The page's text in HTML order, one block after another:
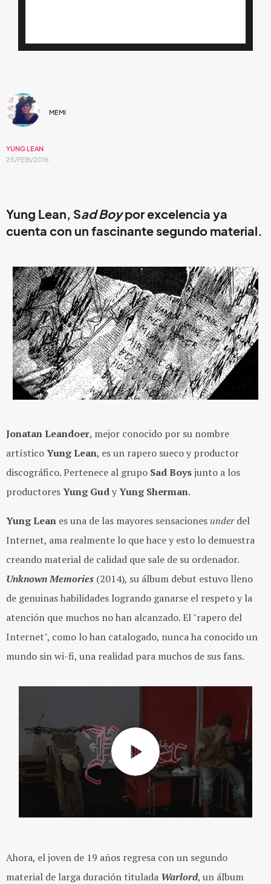
MEMI
YUNG LEAN
25/FEB/2016
Yung Lean, Sad Boypor excelencia ya
cuenta con un fascinante segundo material.
Jonatan Leandoer, mejor conocido por su nombre
artísticoYung Lean, es un rapero sueco y productor
discográfico. Pertenece al grupo Sad Boysjunto a los
productoresYung GudyYung Sherman.
Yung Lean es una de las mayores sensaciones underdel
Internet, ama realmente lo que hace y esto lo demuestra
creando material de calidad que sale de su ordenador.
Unknown Memories (2014), su álbum debut estuvo lleno
de genuinas habilidades logrando ganarse el respeto y la
atención que muchos no han alcanzado. El "rapero del
Internet", como lo han catalogado, nunca ha conocido un
mundo sin wi-fi, una realidad para muchos de sus fans.
Ahora, el joven de 19 años regresa con un segundo
material de larga duración titulada Warlord, un álbum